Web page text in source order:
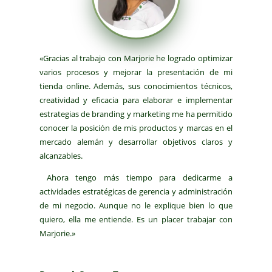
«Gracias al trabajo con Marjorie he logrado optimizar
varios procesos y mejorar la presentación de mi
tienda online. Además, sus conocimientos técnicos,
creatividad y eficacia para elaborar e implementar
estrategias de branding y marketing me ha permitido
conocer la posición de mis productos y marcas en el
mercado alemán y desarrollar objetivos claros y
alcanzables.
Ahora tengo más tiempo para dedicarme a
actividades estratégicas de gerencia y administración
de mi negocio. Aunque no le explique bien lo que
quiero, ella me entiende. Es un placer trabajar con
Marjorie.»